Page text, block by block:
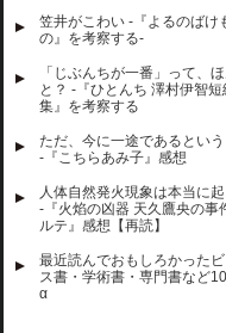
笠井がこわい -『よるのばけ
の』を考察する-
「じぶんちが一番」って、
と？ -『ひとんち 澤村伊智短
集』を考察する
ただ、今に一途であるという
-『こちらあみ子』感想
人体自然発火現象は本当に
-『火焰の凶器 天久鷹央の事
ルテ』感想【再読】
最近読んでおもしろかった
ス書・学術書・専門書など
α